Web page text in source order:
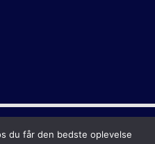
Ergonomisk Mus
du får den bedste oplevelse